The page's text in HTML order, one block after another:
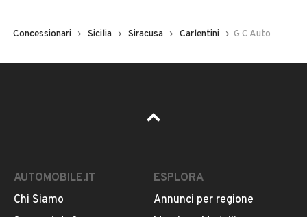
Concessionari Sicilia Siracusa Carlentini G C Auto
AUTOMOBILE.IT
Chi Siamo
ESPLORA
Annunci per regione